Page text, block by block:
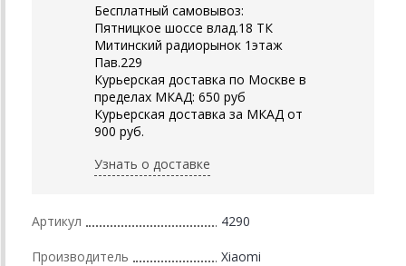
Бесплатный самовывоз:
Пятницкое шоссе влад.18 ТК
Митинский радиорынок 1этаж
Пав.229
Курьерская доставка по Москве в
пределах МКАД: 650 руб
Курьерская доставка за МКАД от
900 руб.
Узнать о доставке
Артикул 4290
Производитель Xiaomi